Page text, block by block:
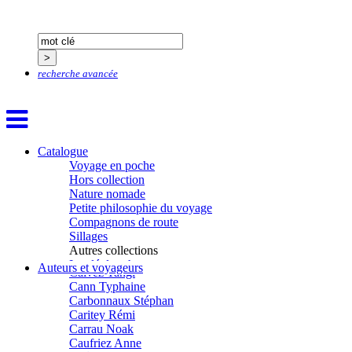
recherche avancée
Catalogue
Voyage en poche
Hors collection
Nature nomade
Petite philosophie du voyage
Compagnons de route
Sillages
Autres collections
La clé des champs
Chemins d’étoiles
Visions
Auteurs et voyageurs
Boch Julie
Boclet-Weller Robin
Bonnem Éric
Brès Romain
Brossier Éric
Buchy Franck
Buffon Bertrand
Buiron Daphné
Busquet Gérard
Cagnat René
Calonne Marc-Antoine
Calvez Tangi
Cann Typhaine
Carbonnaux Stéphan
Caritey Rémi
Carrau Noak
Caufriez Anne